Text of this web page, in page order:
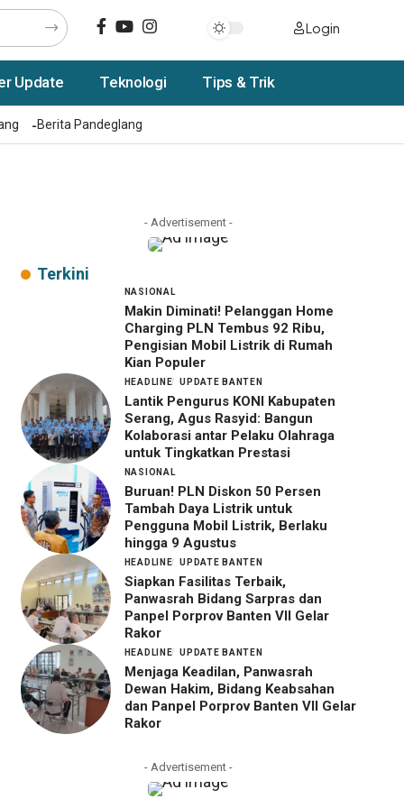
Login
Update Teknologi Tips & Trik
Berita Pandeglang
- Advertisement -
Terkini
NASIONAL
Makin Diminati! Pelanggan Home
Charging PLN Tembus 92 Ribu,
Pengisian Mobil Listrik di Rumah
Kian Populer
HEADLINE UPDATE BANTEN
Lantik Pengurus KONI Kabupaten
Serang, Agus Rasyid: Bangun
Kolaborasi antar Pelaku Olahraga
untuk Tingkatkan Prestasi
NASIONAL
Buruan! PLN Diskon 50 Persen
Tambah Daya Listrik untuk
Pengguna Mobil Listrik, Berlaku
hingga 9 Agustus
HEADLINE UPDATE BANTEN
Siapkan Fasilitas Terbaik,
Panwasrah Bidang Sarpras dan
Panpel Porprov Banten VII Gelar
Rakor
HEADLINE UPDATE BANTEN
Menjaga Keadilan, Panwasrah
Dewan Hakim, Bidang Keabsahan
dan Panpel Porprov Banten VII Gelar
Rakor
- Advertisement -